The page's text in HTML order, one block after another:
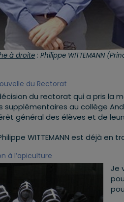
à droite : Philippe WITTEMANN
du Rectorat
du rectorat qui a pris la
supplémentaires au collège
général des élèves et de
WITTEMANN est déjà
à l’apiculture
Je